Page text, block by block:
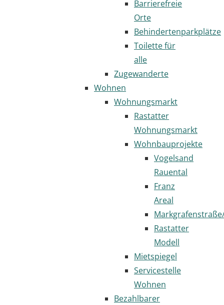
Barrierefreie
Orte
Behindertenparkplätze
Toilette für
alle
Zugewanderte
Wohnen
Wohnungsmarkt
Rastatter
Wohnungsmarkt
Wohnbauprojekte
Vogelsand
Rauental
Franz
Areal
Rastatter
Modell
Mietspiegel
Servicestelle
Wohnen
Bezahlbarer